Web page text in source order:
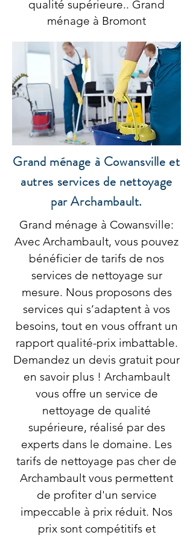
qualité supérieure.. Grand
ménage à Bromont
Grand ménage à Cowansville et
autres services de nettoyage
par Archambault.
Grand ménage à Cowansville:
Avec Archambault, vous pouvez
bénéficier de tarifs de nos
services de nettoyage sur
mesure. Nous proposons des
services qui s’adaptent à vos
besoins, tout en vous offrant un
rapport qualité-prix imbattable.
Demandez un devis gratuit pour
en savoir plus ! Archambault
vous offre un service de
nettoyage de qualité
supérieure, réalisé par des
experts dans le domaine. Les
tarifs de nettoyage pas cher de
Archambault vous permettent
de profiter d'un service
impeccable à prix réduit. Nos
prix sont compétitifs et